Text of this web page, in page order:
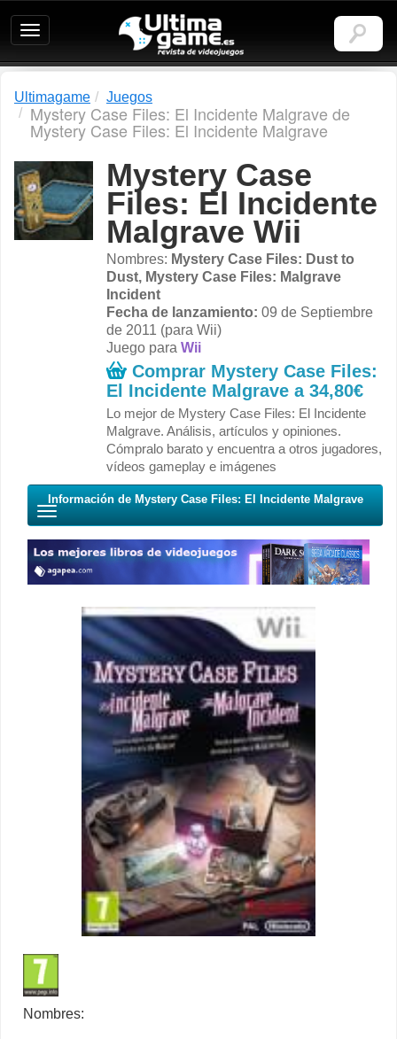
Ultimagame:
Revista
de
Ultimagame Juegos
Mystery Case Files: El Incidente Malgrave de
Mystery Case Files: El Incidente Malgrave
Mystery Case
Files: El Incidente
Malgrave Wii
Nombres: Mystery Case Files: Dust to
Dust, Mystery Case Files: Malgrave
Incident
Fecha de lanzamiento: 09 de Septiembre
de 2011 (para Wii)
Juego para Wii
Comprar Mystery Case Files:
El Incidente Malgrave a 34,80€
Lo mejor de Mystery Case Files: El Incidente
Malgrave. Análisis, artículos y opiniones.
Cómpralo barato y encuentra a otros jugadores,
vídeos gameplay e imágenes
Información de Mystery Case Files: El Incidente Malgrave
Nombres: